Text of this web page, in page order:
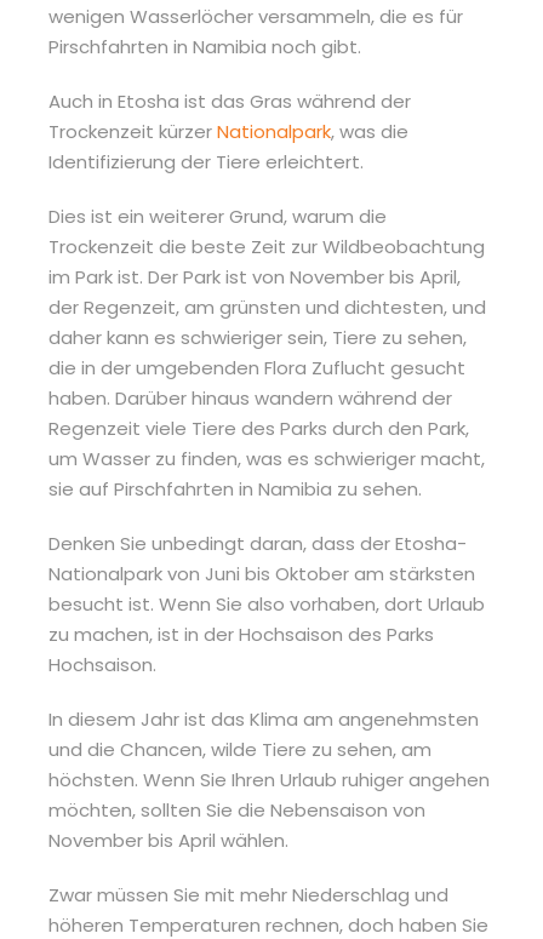
wenigen Wasserlöcher versammeln, die es für
Pirschfahrten in Namibia noch gibt.
Auch in Etosha ist das Gras während der
Trockenzeit kürzerNationalpark, was die
Identifizierung der Tiere erleichtert.
Dies ist ein weiterer Grund, warum die
Trockenzeit die beste Zeit zur Wildbeobachtung
im Park ist. Der Park ist von November bis April,
der Regenzeit, am grünsten und dichtesten, und
daher kann es schwieriger sein, Tiere zu sehen,
die in der umgebenden Flora Zuflucht gesucht
haben. Darüber hinaus wandern während der
Regenzeit viele Tiere des Parks durch den Park,
um Wasser zu finden, was es schwieriger macht,
sie auf Pirschfahrten in Namibia zu sehen.
Denken Sie unbedingt daran, dass der Etosha-
Nationalpark von Juni bis Oktober am stärksten
besucht ist. Wenn Sie also vorhaben, dort Urlaub
zu machen, ist in der Hochsaison des Parks
Hochsaison.
In diesem Jahr ist das Klima am angenehmsten
und die Chancen, wilde Tiere zu sehen, am
höchsten. Wenn Sie Ihren Urlaub ruhiger angehen
möchten, sollten Sie die Nebensaison von
November bis April wählen.
Zwar müssen Sie mit mehr Niederschlag und
höheren Temperaturen rechnen, doch haben Sie